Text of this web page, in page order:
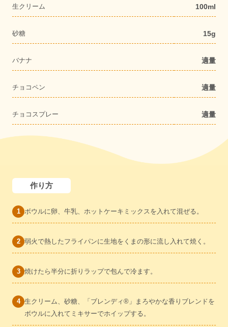
生クリーム 100ml
砂糖 15g
バナナ 適量
チョコペン 適量
チョコスプレー 適量
作り方
ボウルに卵、牛乳、ホットケーキミックスを入れて混ぜる。
弱火で熱したフライパンに生地をくまの形に流し入れて焼く。
焼けたら半分に折りラップで包んで冷ます。
生クリーム、砂糖、「ブレンディ®」まろやかな香りブレンドを
ボウルに入れてミキサーでホイップする。